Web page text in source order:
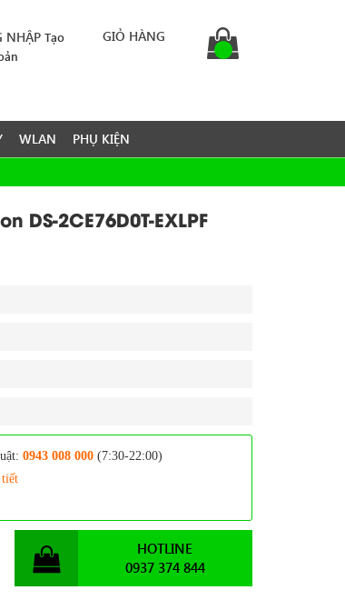
NHẬP Tạo
GIỎ HÀNG
WLAN PHỤ KIỆN
DS-2CE76D0T-EXLPF
0943 008 000 (7:30-22:00)
HOTLINE
0937 374 844